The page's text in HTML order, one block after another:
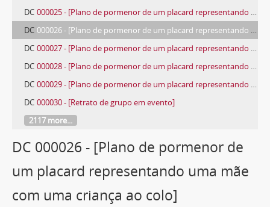
DC 000025 - [Plano de pormenor de um placard representando uma criança]
DC 000026 - [Plano de pormenor de um placard representando uma mãe com uma criança ao colo]
DC 000027 - [Plano de pormenor de um placard representando um mendigo]
DC 000028 - [Plano de pormenor de um placard representando uma enfermaria]
DC 000029 - [Plano de pormenor de um placard representando a Capela-Mor da Igreja de São Roque]
DC 000030 - [Retrato de grupo em evento]
2117 more...
DC 000026 - [Plano de pormenor de
um placard representando uma mãe
com uma criança ao colo]